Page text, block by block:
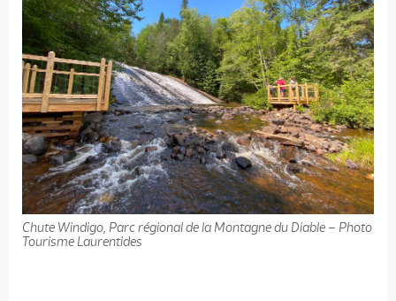
Chute Windigo, Parc régional de la Montagne du Diable – Photo
Tourisme Laurentides